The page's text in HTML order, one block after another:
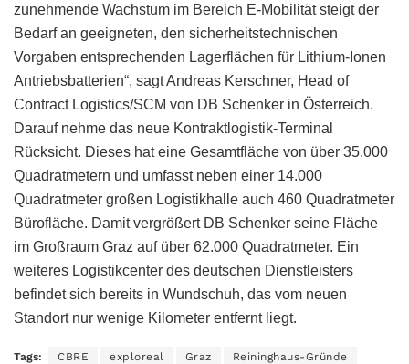
zunehmende Wachstum im Bereich E-Mobilität steigt der
Bedarf an geeigneten, den sicherheitstechnischen
Vorgaben entsprechenden Lagerflächen für Lithium-Ionen
Antriebsbatterien“, sagt Andreas Kerschner, Head of
Contract Logistics/SCM von DB Schenker in Österreich.
Darauf nehme das neue Kontraktlogistik-Terminal
Rücksicht. Dieses hat eine Gesamtfläche von über 35.000
Quadratmetern und umfasst neben einer 14.000
Quadratmeter großen Logistikhalle auch 460 Quadratmeter
Bürofläche. Damit vergrößert DB Schenker seine Fläche
im Großraum Graz auf über 62.000 Quadratmeter. Ein
weiteres Logistikcenter des deutschen Dienstleisters
befindet sich bereits in Wundschuh, das vom neuen
Standort nur wenige Kilometer entfernt liegt.
Tags: CBRE exploreal Graz Reininghaus-Gründe